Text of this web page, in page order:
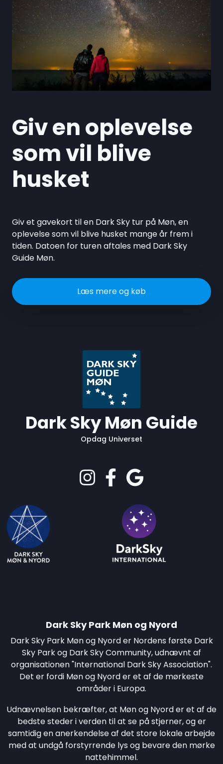
Giv en oplevelse
som vil blive
husket
Giv et gavekort til en Dark Sky tur på Møn, en
oplevelse som vil blive husket mange år frem i
tiden. Datoen for turen aftales med Dark Sky
Guide Møn.
Læs mere og køb
Dark Sky Møn Guide
Opdag Universet
Dark Sky Park Møn og Nyord
Dark Sky Park Møn og Nyord er Nordens første Dark
Sky Park og Dark Sky Community, udnævnt af
organisationen "International Dark Sky Association".
Det er fordi Møn og Nyord er et af de mørkeste
områder i Europa.
Udnævnelsen bekræfter, at Møn og Nyord er et af de
bedste steder i verden til at se på stjerner, og er
samtidig en anerkendelse af det store lokale arbejde
med at undgå forstyrrende lys og bevare den mørke
nattehimmel.